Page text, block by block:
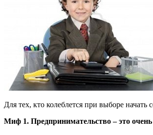
Для тех, кто колеблется при выборе
Миф 1. Предпринимательство – это